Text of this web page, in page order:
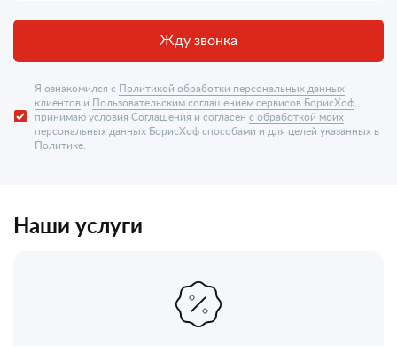
Жду звонка
Я ознакомился с Политикой обработки персональных данных
клиентов и Пользовательским соглашением сервисов БорисХоф
принимаю условия Соглашения и согласен с обработкой моих
персональных данных БорисХоф способами и для целей указанных в
Политике.
Наши услуги